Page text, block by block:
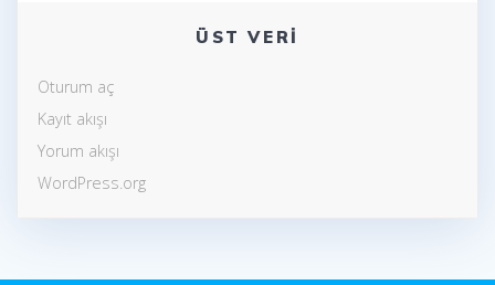
ÜST VERI
Oturum aç
Kayıt akışı
Yorum akışı
WordPress.org